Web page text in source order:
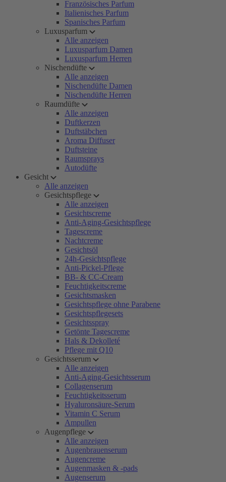
Französisches Parfum
Italienisches Parfum
Spanisches Parfum
Luxusparfum
Alle anzeigen
Luxusparfum Damen
Luxusparfum Herren
Nischendüfte
Alle anzeigen
Nischendüfte Damen
Nischendüfte Herren
Raumdüfte
Alle anzeigen
Duftkerzen
Duftstäbchen
Aroma Diffuser
Duftsteine
Raumsprays
Autodüfte
Gesicht
Alle anzeigen
Gesichtspflege
Alle anzeigen
Gesichtscreme
Anti-Aging-Gesichtspflege
Tagescreme
Nachtcreme
Gesichtsöl
24h-Gesichtspflege
Anti-Pickel-Pflege
BB- & CC-Cream
Feuchtigkeitscreme
Gesichtsmasken
Gesichtspflege ohne Parabene
Gesichtspflegesets
Gesichtsspray
Getönte Tagescreme
Hals & Dekolleté
Pflege mit Q10
Gesichtsserum
Alle anzeigen
Anti-Aging-Gesichtsserum
Collagenserum
Feuchtigkeitsserum
Hyaluronsäure-Serum
Vitamin C Serum
Ampullen
Augenpflege
Alle anzeigen
Augenbrauenserum
Augencreme
Augenmasken & -pads
Augenserum